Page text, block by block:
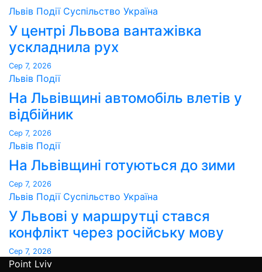
Львів Події Суспільство Україна
У центрі Львова вантажівка
ускладнила рух
Сер 7, 2026
Львів Події
На Львівщині автомобіль влетів у
відбійник
Сер 7, 2026
Львів Події
На Львівщині готуються до зими
Сер 7, 2026
Львів Події Суспільство Україна
У Львові у маршрутці стався
конфлікт через російську мову
Сер 7, 2026
Point Lviv